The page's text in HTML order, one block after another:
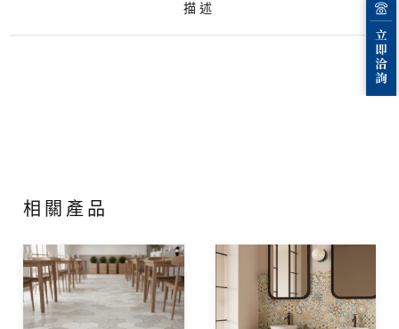
描述
相關產品